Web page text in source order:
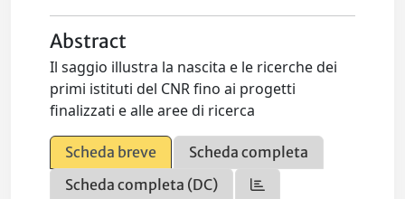
Abstract
Il saggio illustra la nascita e le ricerche dei
primi istituti del CNR fino ai progetti
finalizzati e alle aree di ricerca
Scheda breve
Scheda completa
Scheda completa (DC)